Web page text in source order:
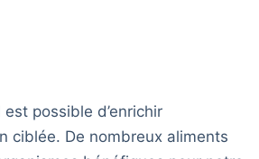
possible d’enrichir
ciblée. De nombreux aliments